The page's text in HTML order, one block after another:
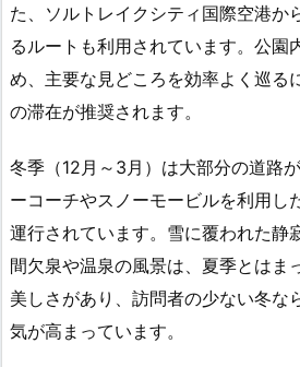
た、ソルトレイクシティ国際空港か
るルートも利用されています。公園
め、主要な見どころを効率よく巡る
の滞在が推奨されます。
冬季（12月～3月）は大部分の道路
ーコーチやスノーモービルを利用し
運行されています。雪に覆われた静
間欠泉や温泉の風景は、夏季とはま
美しさがあり、訪問者の少ない冬な
気が高まっています。